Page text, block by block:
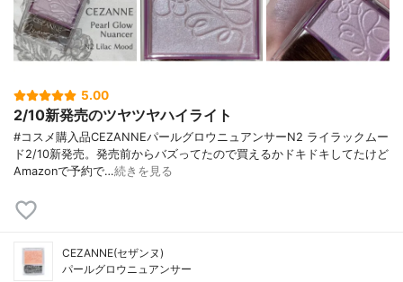
5.00
2/10新発売のツヤツヤハイライト
#コスメ購入品CEZANNEパールグロウニュアンサーN2 ライラックムー
ド2/10新発売。発売前からバズってたので買えるかドキドキしてたけど
Amazonで予約で…続きを見る
CEZANNE(セザンヌ)
パールグロウニュアンサー